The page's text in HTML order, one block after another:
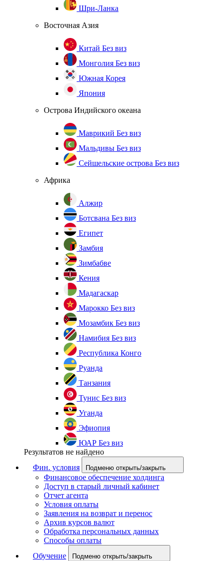
Шри-Ланка
Восточная Азия
Китай Без виз
Монголия Без виз
Южная Корея
Япония
Острова Индийского океана
Маврикий Без виз
Мальдивы Без виз
Сейшельские острова Без виз
Африка
Алжир
Ботсвана Без виз
Египет
Замбия
Зимбабве
Кения
Мадагаскар
Марокко Без виз
Мозамбик Без виз
Намибия Без виз
Республика Конго
Руанда
Танзания
Тунис Без виз
Уганда
Эфиопия
ЮАР Без виз
Результатов не найдено
Фин. условия
Подменю открыть/закрыть
Финансовое обеспечение холдинга
Доступ в старый личный кабинет
Отчет агента
Условия оплаты
Заявления на возврат и перенос
Архив курсов валют
Обработка персональных данных
Способы оплаты
Обучение
Подменю открыть/закрыть